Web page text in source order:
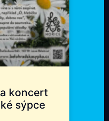
koncert
sýpce